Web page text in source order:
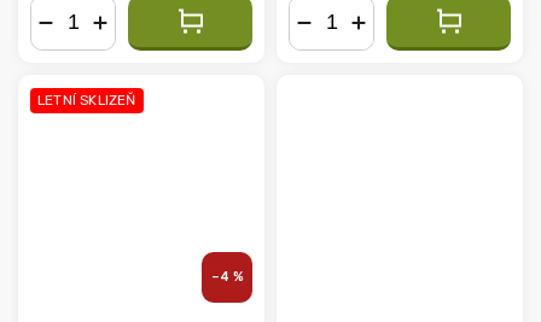
LETNÍ SKLIZEŇ
–4 %